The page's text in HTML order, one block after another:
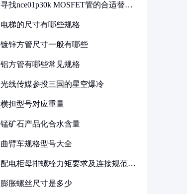
寻找nce01p30k MOSFET管的合适替代
电梯的尺寸有哪些规格
镀锌方管尺寸一般有哪些
铝方管有哪些常见规格
光线传媒参投三国的星空爆冷
横担型号对应重量
锰矿石产品化合水含量
曲臂车规格型号大全
配电柜母排螺栓力矩要求及连接规范详
膨胀螺丝尺寸是多少